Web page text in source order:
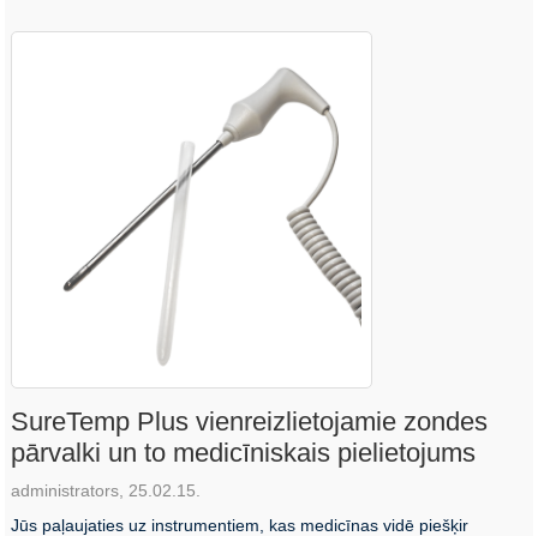
SureTemp Plus vienreizlietojamie zondes
pārvalki un to medicīniskais pielietojums
administrators, 25.02.15.
Jūs paļaujaties uz instrumentiem, kas medicīnas vidē piešķir